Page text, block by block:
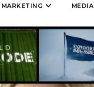
PRODOTTI
MARKETING MEDIA